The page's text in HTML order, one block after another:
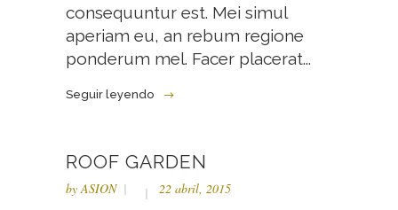
consequuntur est. Mei simul
aperiam eu, an rebum regione
ponderum mel. Facer placerat...
Seguir leyendo
ROOF GARDEN
byASION 22 abril, 2015